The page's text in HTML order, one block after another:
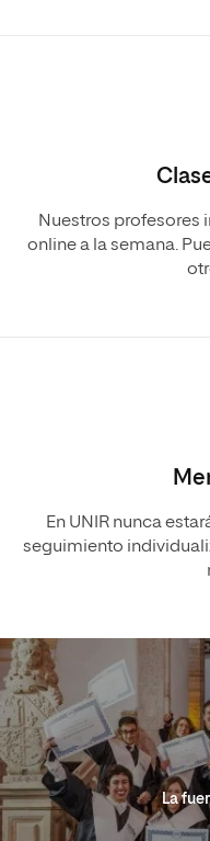
Nuestros profesores
online a la semana.
En UNIR nunca
seguimiento
La